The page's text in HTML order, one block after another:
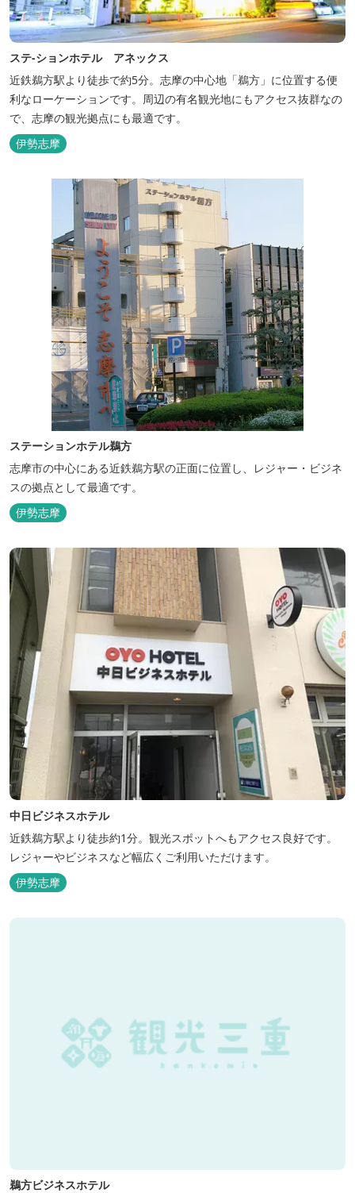
ステ-ションホテル アネックス
近鉄鵜方駅より徒歩で約5分。志摩の中心地「鵜方」に位置する便
利なローケーションです。周辺の有名観光地にもアクセス抜群なの
で、志摩の観光拠点にも最適です。
伊勢志摩
ステーションホテル鵜方
志摩市の中心にある近鉄鵜方駅の正面に位置し、レジャー・ビジネ
スの拠点として最適です。
伊勢志摩
中日ビジネスホテル
近鉄鵜方駅より徒歩約1分。観光スポットへもアクセス良好です。
レジャーやビジネスなど幅広くご利用いただけます。
伊勢志摩
鵜方ビジネスホテル